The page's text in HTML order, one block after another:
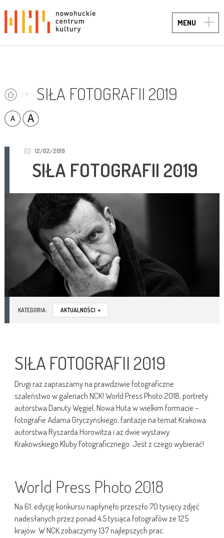
MENU
SIŁA FOTOGRAFII 2019
12/02/2019
SIŁA FOTOGRAFII 2019
KATEGORIA: AKTUALNOŚCI +
SIŁA FOTOGRAFII 2019
Drugi raz zapraszamy na prawdziwie fotograficzne
szaleństwo w galeriach NCK! World Press Photo 2018, portrety
autorstwa Danuty Węgiel, Nowa Huta w wielkim formacie –
fotografie Adama Gryczyńskiego, fantazje na temat Krakowa
autorstwa Ryszarda Horowitza i aż dwie wystawy
Krakowskiego Kluby Fotograficznego. Jest z czego wybierać!
World Press Photo 2018
Na 61. edycję konkursu napłynęło przeszło 70 tysięcy zdjęć
nadesłanych przez ponad 4,5 tysiąca fotografów ze 125
krajów. W NCK zobaczymy 137 najlepszych prac.